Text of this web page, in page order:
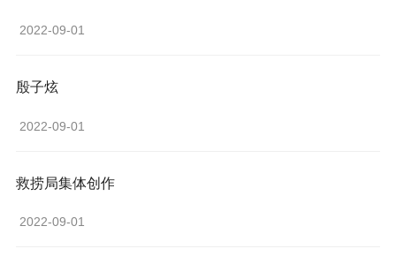
2022-09-01
殷子炫
2022-09-01
救捞局集体创作
2022-09-01